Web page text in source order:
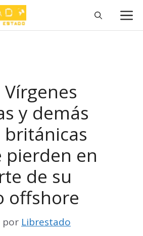
Vírgenes
y demás
británicas
pierden en
de su
offshore
por Librestado